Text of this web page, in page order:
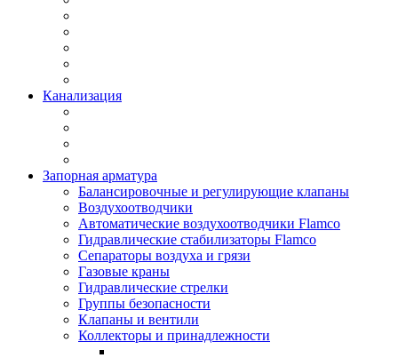
Канализация
Запорная арматура
Балансировочные и регулирующие клапаны
Воздухоотводчики
Автоматические воздухоотводчики Flamco
Гидравлические стабилизаторы Flamco
Сепараторы воздуха и грязи
Газовые краны
Гидравлические стрелки
Группы безопасности
Клапаны и вентили
Коллекторы и принадлежности